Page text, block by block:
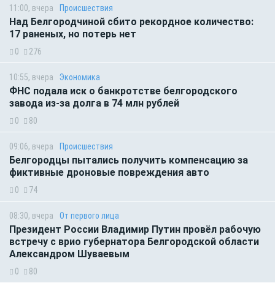
11:00, вчера Происшествия
Над Белгородчиной сбито рекордное количество:
17 раненых, но потерь нет
0 276
10:55, вчера Экономика
ФНС подала иск о банкротстве белгородского
завода из-за долга в 74 млн рублей
0 80
09:06, вчера Происшествия
Белгородцы пытались получить компенсацию за
фиктивные дроновые повреждения авто
0 74
08:30, вчера От первого лица
Президент России Владимир Путин провёл рабочую
встречу с врио губернатора Белгородской области
Александром Шуваевым
0 80